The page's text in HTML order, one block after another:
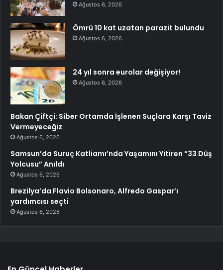
Ağustos 6, 2026
Ömrü 10 kat uzatan parazit bulundu
Ağustos 6, 2026
24 yıl sonra eurolar değişiyor!
Ağustos 6, 2026
Bakan Çiftçi: Siber Ortamda İşlenen Suçlara Karşı Taviz
Vermeyeceğiz
Ağustos 6, 2026
Samsun’da Suruç Katliamı’nda Yaşamını Yitiren “33 Düş
Yolcusu” Anıldı
Ağustos 6, 2026
Brezilya’da Flavio Bolsonaro, Alfredo Gaspar’ı
yardımcısı seçti
Ağustos 6, 2026